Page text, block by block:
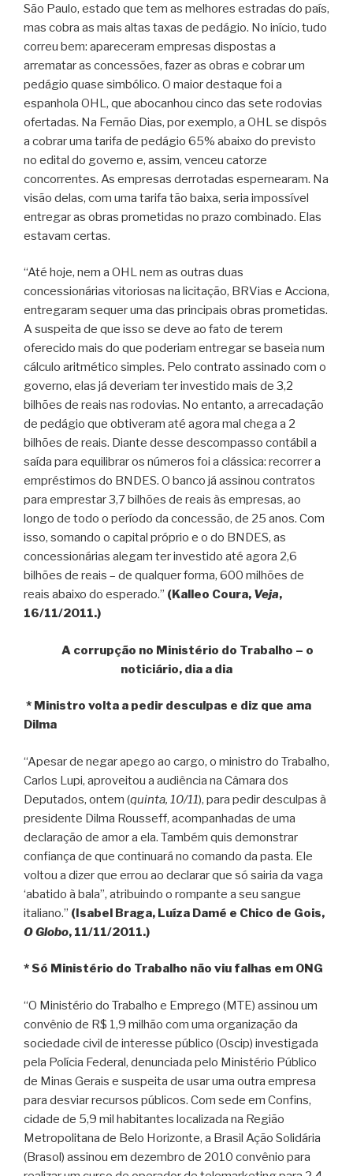
São Paulo, estado que tem as melhores estradas do país,
mas cobra as mais altas taxas de pedágio. No início, tudo
correu bem: apareceram empresas dispostas a
arrematar as concessões, fazer as obras e cobrar um
pedágio quase simbólico. O maior destaque foi a
espanhola OHL, que abocanhou cinco das sete rodovias
ofertadas. Na Fernão Dias, por exemplo, a OHL se dispôs
a cobrar uma tarifa de pedágio 65% abaixo do previsto
no edital do governo e, assim, venceu catorze
concorrentes. As empresas derrotadas espernearam. Na
visão delas, com uma tarifa tão baixa, seria impossível
entregar as obras prometidas no prazo combinado. Elas
estavam certas.
“Até hoje, nem a OHL nem as outras duas
concessionárias vitoriosas na licitação, BRVias e Acciona,
entregaram sequer uma das principais obras prometidas.
A suspeita de que isso se deve ao fato de terem
oferecido mais do que poderiam entregar se baseia num
cálculo aritmético simples. Pelo contrato assinado com o
governo, elas já deveriam ter investido mais de 3,2
bilhões de reais nas rodovias. No entanto, a arrecadação
de pedágio que obtiveram até agora mal chega a 2
bilhões de reais. Diante desse descompasso contábil a
saída para equilibrar os números foi a clássica: recorrer a
empréstimos do BNDES. O banco já assinou contratos
para emprestar 3,7 bilhões de reais às empresas, ao
longo de todo o período da concessão, de 25 anos. Com
isso, somando o capital próprio e o do BNDES, as
concessionárias alegam ter investido até agora 2,6
bilhões de reais – de qualquer forma, 600 milhões de
reais abaixo do esperado.” (Kalleo Coura, Veja,
16/11/2011.)
A corrupção no Ministério do Trabalho – o
noticiário, dia a dia
* Ministro volta a pedir desculpas e diz que ama
Dilma
“Apesar de negar apego ao cargo, o ministro do Trabalho,
Carlos Lupi, aproveitou a audiência na Câmara dos
Deputados, ontem (quinta, 10/11), para pedir desculpas à
presidente Dilma Rousseff, acompanhadas de uma
declaração de amor a ela. Também quis demonstrar
confiança de que continuará no comando da pasta. Ele
voltou a dizer que errou ao declarar que só sairia da vaga
‘abatido à bala”, atribuindo o rompante a seu sangue
italiano.” (Isabel Braga, Luíza Damé e Chico de Gois,
O Globo, 11/11/2011.)
* Só Ministério do Trabalho não viu falhas em ONG
“O Ministério do Trabalho e Emprego (MTE) assinou um
convênio de R$ 1,9 milhão com uma organização da
sociedade civil de interesse público (Oscip) investigada
pela Polícia Federal, denunciada pelo Ministério Público
de Minas Gerais e suspeita de usar uma outra empresa
para desviar recursos públicos. Com sede em Confins,
cidade de 5,9 mil habitantes localizada na Região
Metropolitana de Belo Horizonte, a Brasil Ação Solidária
(Brasol) assinou em dezembro de 2010 convênio para